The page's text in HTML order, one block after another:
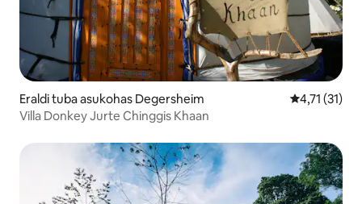
Eraldi tuba asukohas Degersheim Keskmine
4,71 (31)
Villa Donkey Jurte Chinggis Khaan